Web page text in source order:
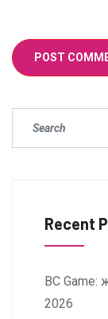
Recent
BC Game:
2026